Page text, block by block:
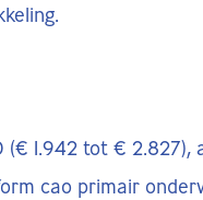
1.942 tot € 2.827),
cao primair